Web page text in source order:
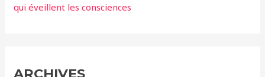
qui éveillent les consciences